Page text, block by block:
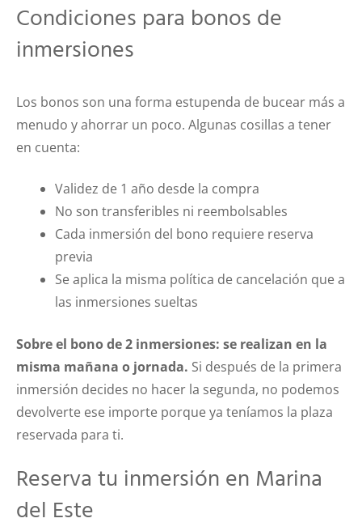
Condiciones para bonos de
inmersiones
Los bonos son una forma estupenda de bucear más a
menudo y ahorrar un poco. Algunas cosillas a tener
en cuenta:
Validez de 1 año desde la compra
No son transferibles ni reembolsables
Cada inmersión del bono requiere reserva
previa
Se aplica la misma política de cancelación que a
las inmersiones sueltas
Sobre el bono de 2 inmersiones: se realizan en la
misma mañana o jornada. Si después de la primera
inmersión decides no hacer la segunda, no podemos
devolverte ese importe porque ya teníamos la plaza
reservada para ti.
Reserva tu inmersión en Marina
del Este